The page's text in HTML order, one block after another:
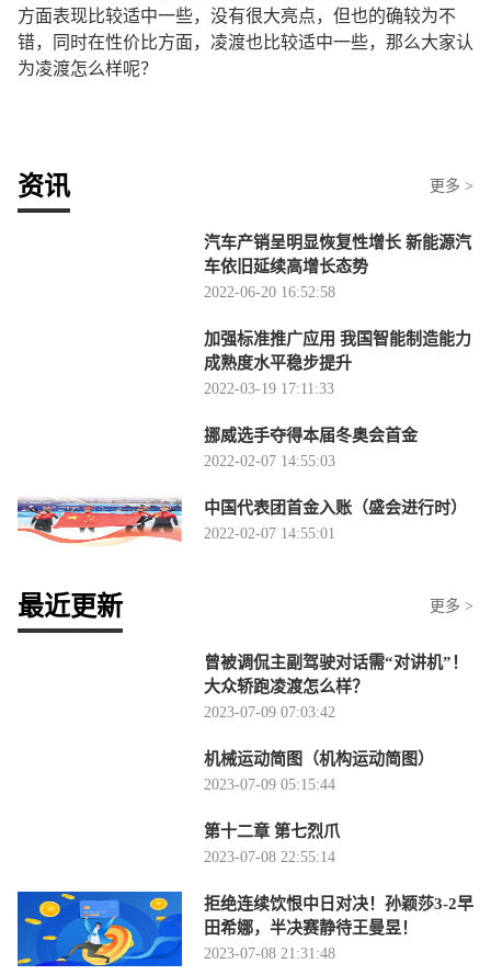
方面表现比较适中一些，没有很大亮点，但也的确较为不
错，同时在性价比方面，凌渡也比较适中一些，那么大家认
为凌渡怎么样呢？
资讯 更多 >
汽车产销呈明显恢复性增长 新能源汽
车依旧延续高增长态势
2022-06-20 16:52:58
加强标准推广应用 我国智能制造能力
成熟度水平稳步提升
2022-03-19 17:11:33
挪威选手夺得本届冬奥会首金
2022-02-07 14:55:03
中国代表团首金入账（盛会进行时）
2022-02-07 14:55:01
最近更新 更多 >
曾被调侃主副驾驶对话需“对讲机”！
大众轿跑凌渡怎么样？
2023-07-09 07:03:42
机械运动简图（机构运动简图）
2023-07-09 05:15:44
第十二章 第七烈爪
2023-07-08 22:55:14
拒绝连续饮恨中日对决！孙颖莎3-2早
田希娜，半决赛静待王曼昱！
2023-07-08 21:31:48